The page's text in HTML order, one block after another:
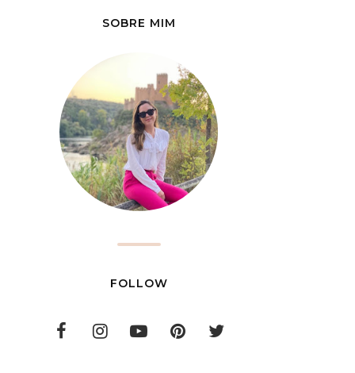
SOBRE MIM
FOLLOW